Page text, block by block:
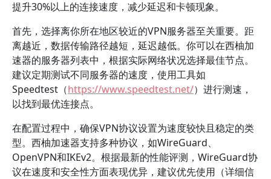
提升30%以上的连接速度，减少延迟和卡顿现象。
首先，选择离你所在地区较近的VPN服务器至关重要。距
离越近，数据传输路径越短，延迟越低。你可以在西柚加
速器的服务器列表中，根据实际网络状况选择最佳节点。
建议定期测试不同服务器的速度，使用工具如
Speedtest（https://www.speedtest.net/）进行测速，
以找到最优连接点。
在配置过程中，确保VPN协议设置为速度较快且稳定的类
型。西柚加速器支持多种协议，如WireGuard、
OpenVPN和IKEv2。根据最新的性能评测，WireGuard协
议在速度和安全性方面表现优异，建议优先使用（详细信